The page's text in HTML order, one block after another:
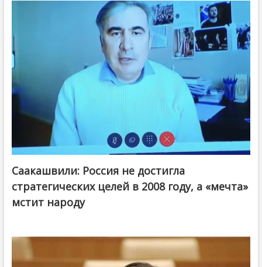
Саакашвили: Россия не достигла
стратегических целей в 2008 году, а «мечта»
мстит народу